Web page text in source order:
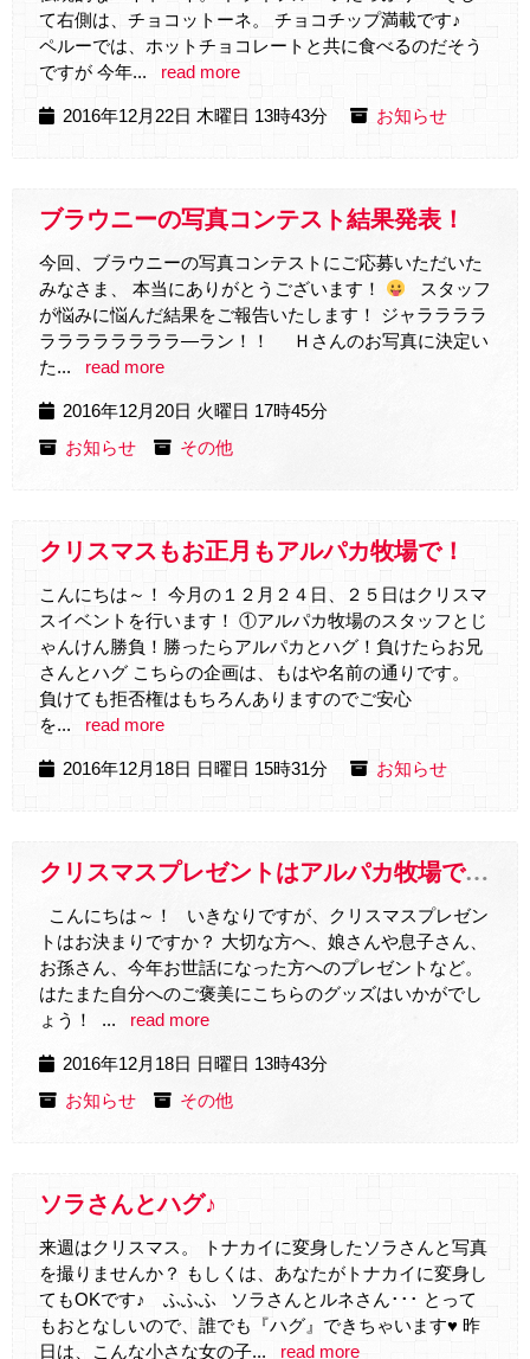
て右側は、チョコットーネ。 チョコチップ満載です♪
ペルーでは、ホットチョコレートと共に食べるのだそう
ですが 今年...
read more
2016年12月22日 木曜日 13時43分 お知らせ
ブラウニーの写真コンテスト結果発表！
今回、ブラウニーの写真コンテストにご応募いただいた
みなさま、 本当にありがとうございます！
スタッフ
が悩みに悩んだ結果をご報告いたします！ ジャララララ
ララララララララ―ラン！！ Ｈさんのお写真に決定い
た...
read more
2016年12月20日 火曜日 17時45分
お知らせ
その他
クリスマスもお正月もアルパカ牧場で！
こんにちは～！ 今月の１２月２４日、２５日はクリスマ
スイベントを行います！ ①アルパカ牧場のスタッフとじ
ゃんけん勝負！勝ったらアルパカとハグ！負けたらお兄
さんとハグ こちらの企画は、もはや名前の通りです。
負けても拒否権はもちろんありますのでご安心
を...
read more
2016年12月18日 日曜日 15時31分 お知らせ
クリスマスプレゼントはアルパカ牧場で決まり☆
こんにちは～！ いきなりですが、クリスマスプレゼン
トはお決まりですか？ 大切な方へ、娘さんや息子さん、
お孫さん、今年お世話になった方へのプレゼントなど。
はたまた自分へのご褒美にこちらのグッズはいかがでし
ょう！ ...
read more
2016年12月18日 日曜日 13時43分
お知らせ
その他
ソラさんとハグ♪
来週はクリスマス。 トナカイに変身したソラさんと写真
を撮りませんか？ もしくは、あなたがトナカイに変身し
てもOKです♪ ふふふ ソラさんとルネさん･･･ とって
もおとなしいので、誰でも『ハグ』できちゃいます♥ 昨
日は、こんな小さな女の子...
read more